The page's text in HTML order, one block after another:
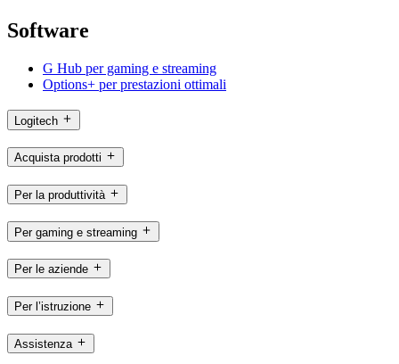
Software
G Hub per gaming e streaming
Options+ per prestazioni ottimali
Logitech
Acquista prodotti
Per la produttività
Per gaming e streaming
Per le aziende
Per l’istruzione
Assistenza